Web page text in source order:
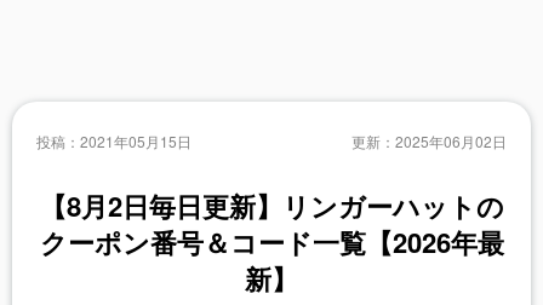
投稿： 2021年05月15日 更新： 2025年06月02日
【8月2日毎日更新】リンガーハットの
クーポン番号＆コード一覧【2026年最
新】